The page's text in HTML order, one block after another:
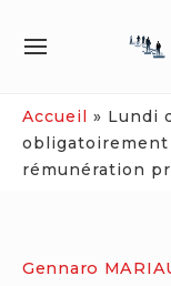
SITE
Accueil » Lundi
obligatoirement
rémunération
Gennaro